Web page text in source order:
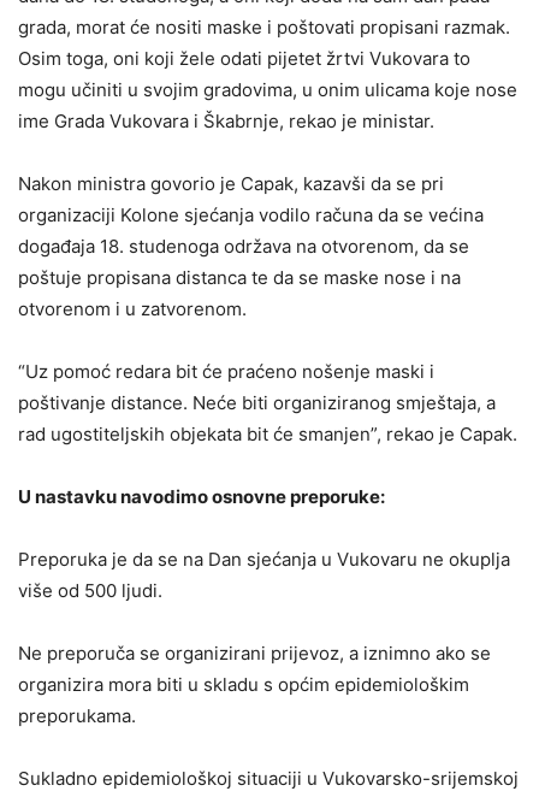
grada, morat će nositi maske i poštovati propisani razmak.
Osim toga, oni koji žele odati pijetet žrtvi Vukovara to
mogu učiniti u svojim gradovima, u onim ulicama koje nose
ime Grada Vukovara i Škabrnje, rekao je ministar.
Nakon ministra govorio je Capak, kazavši da se pri
organizaciji Kolone sjećanja vodilo računa da se većina
događaja 18. studenoga održava na otvorenom, da se
poštuje propisana distanca te da se maske nose i na
otvorenom i u zatvorenom.
“Uz pomoć redara bit će praćeno nošenje maski i
poštivanje distance. Neće biti organiziranog smještaja, a
rad ugostiteljskih objekata bit će smanjen”, rekao je Capak.
U nastavku navodimo osnovne preporuke:
Preporuka je da se na Dan sjećanja u Vukovaru ne okuplja
više od 500 ljudi.
Ne preporuča se organizirani prijevoz, a iznimno ako se
organizira mora biti u skladu s općim epidemiološkim
preporukama.
Sukladno epidemiološkoj situaciji u Vukovarsko-srijemskoj